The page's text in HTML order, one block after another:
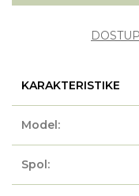
KARAKTERISTIKE
Model:
Spol: